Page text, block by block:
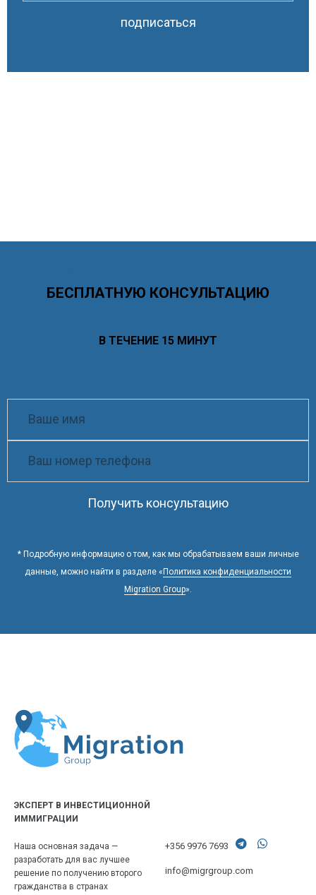
подписаться
БЕСПЛАТНУЮ КОНСУЛЬТАЦИЮ
В ТЕЧЕНИЕ 15 МИНУТ
Получить консультацию
* Подробную информацию о том, как мы обрабатываем ваши личные
данные, можно найти в разделе «Политика конфиденциальности
Migration Group».
ЭКСПЕРТ В ИНВЕСТИЦИОННОЙ
ИММИГРАЦИИ
Наша основная задача —
разработать для вас лучшее
решение по получению второго
гражданства в странах
+356 9976 7693
info@migrgroup.com